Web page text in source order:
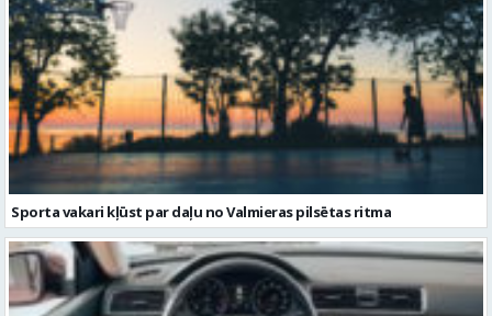
Sporta vakari kļūst par daļu no Valmieras pilsētas ritma